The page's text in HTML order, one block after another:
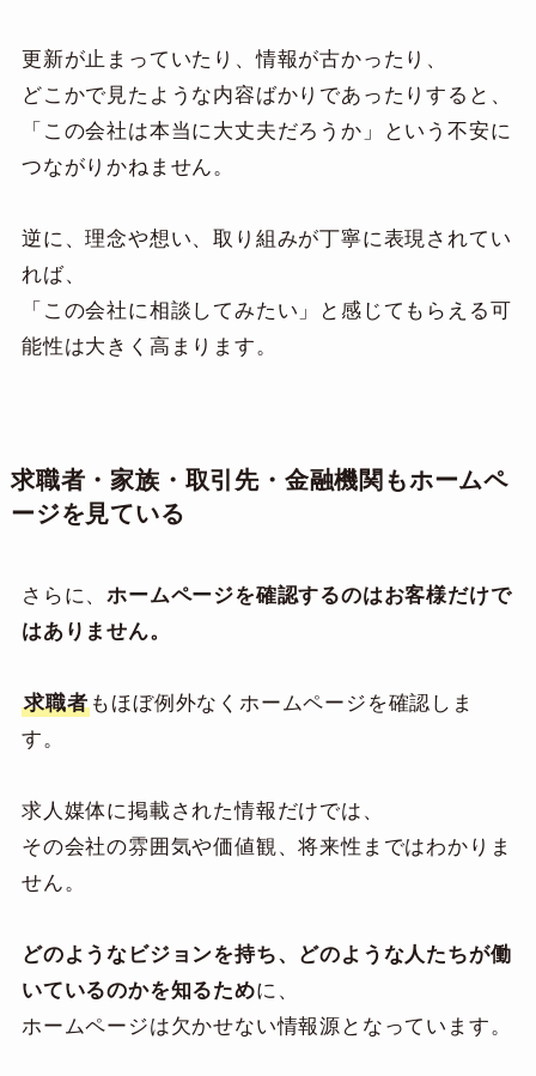
更新が止まっていたり、情報が古かったり、
どこかで見たような内容ばかりであったりすると、
「この会社は本当に大丈夫だろうか」という不安に
つながりかねません。
逆に、理念や想い、取り組みが丁寧に表現されてい
れば、
「この会社に相談してみたい」と感じてもらえる可
能性は大きく高まります。
求職者・家族・取引先・金融機関もホームペ
ージを見ている
さらに、ホームページを確認するのはお客様だけで
はありません。
求職者 もほぼ例外なくホームページを確認しま
す。
求人媒体に掲載された情報だけでは、
その会社の雰囲気や価値観、将来性まではわかりま
せん。
どのようなビジョンを持ち、どのような人たちが働
いているのかを知るために、
ホームページは欠かせない情報源となっています。